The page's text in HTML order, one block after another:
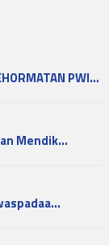
PWI…
Mendik…